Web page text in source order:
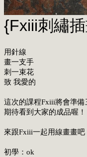
{Fxiii刺繡
用針線
畫一支手
刺一束花
致 我愛的
這次的課程Fxiii將會準備
期待看到大家的成品喔！
來跟Fxiii一起用線畫畫吧
初學：ok